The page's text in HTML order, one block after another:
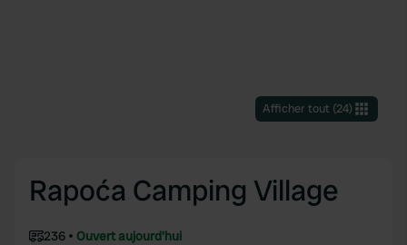
Afficher tout(24)
Rapoća Camping Village
236
Ouvert aujourd'hui